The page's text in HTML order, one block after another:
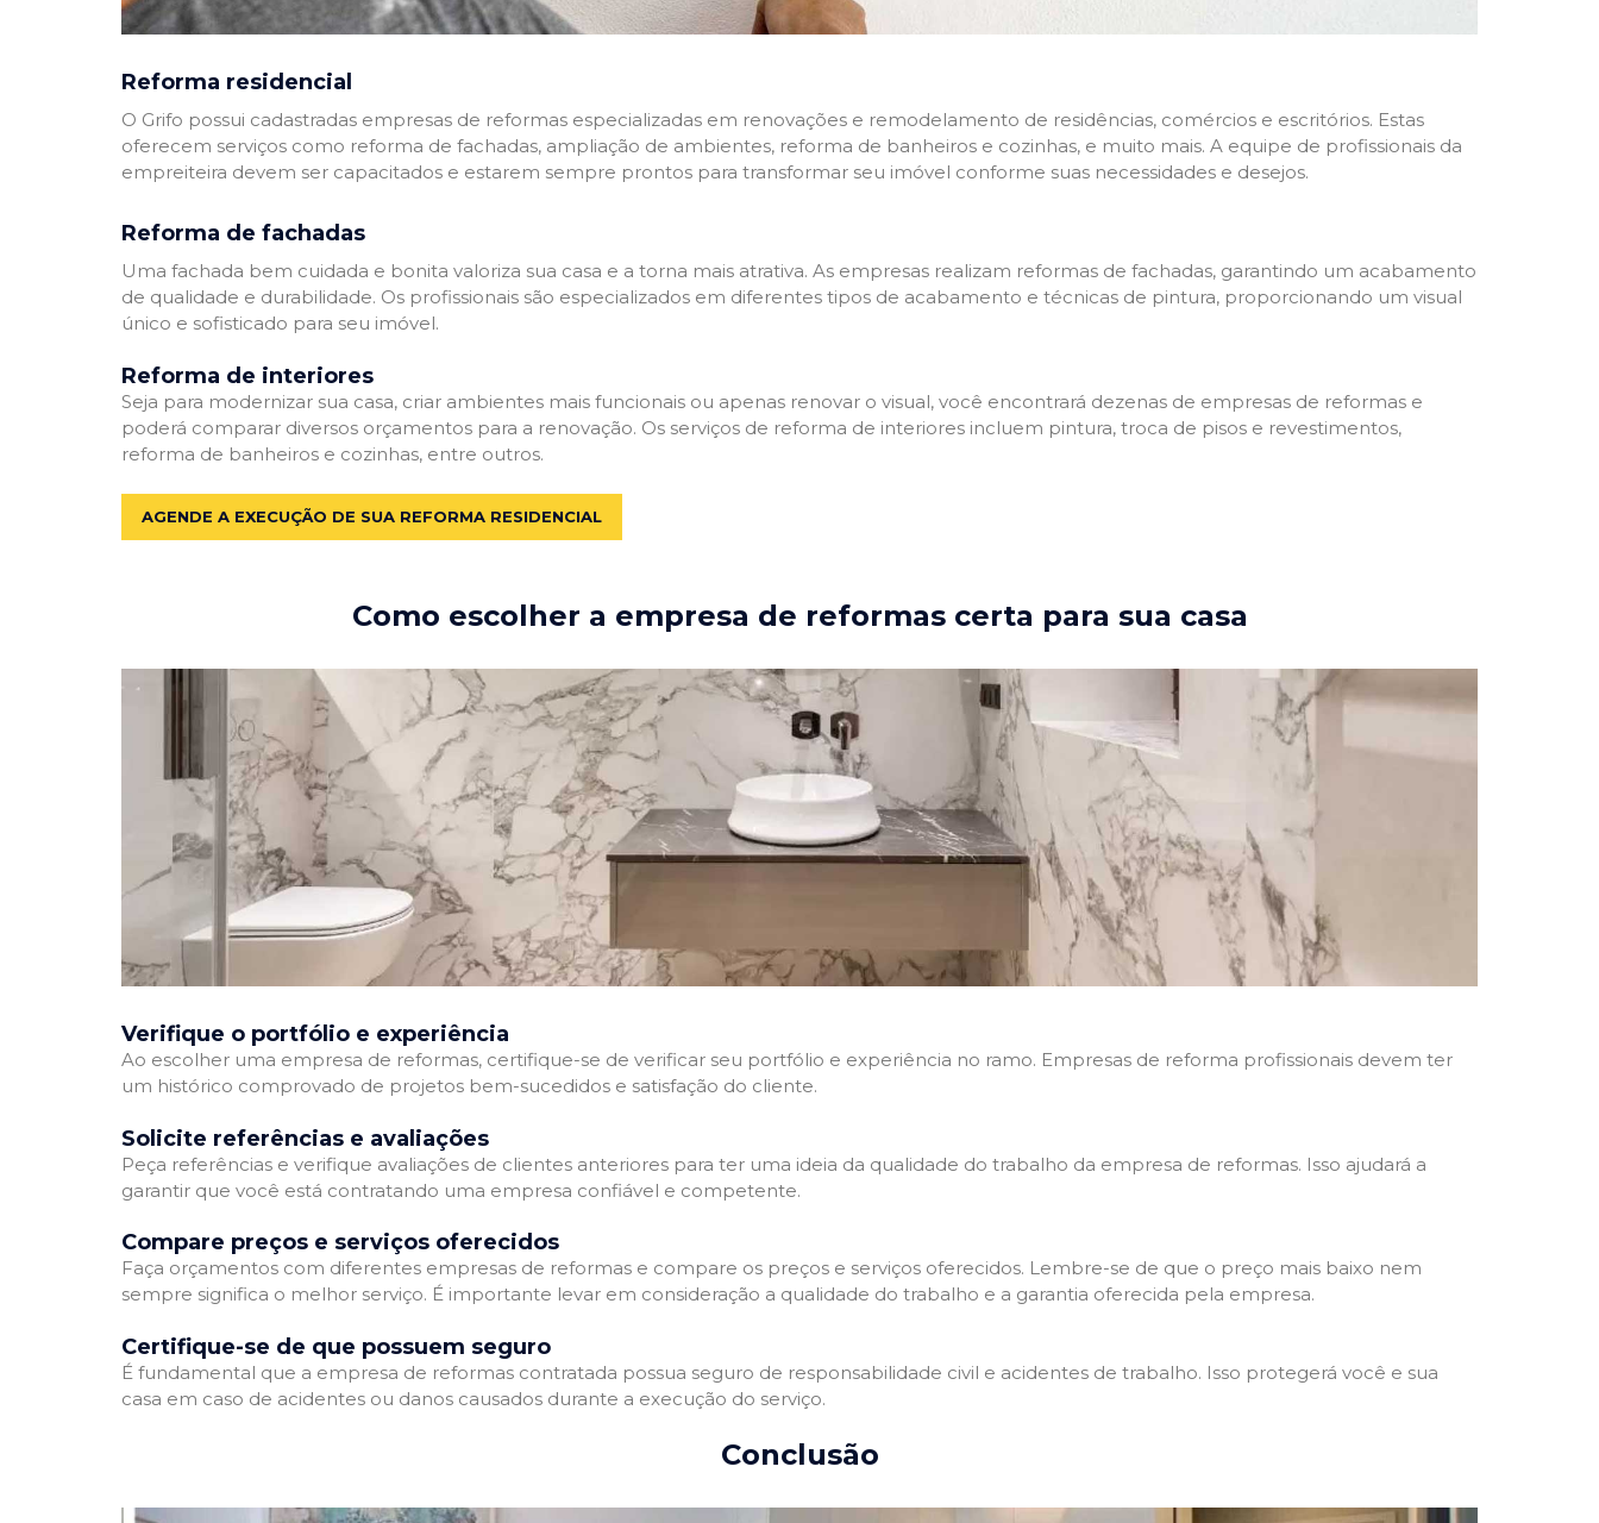
Reforma residencial
O Grifo possui cadastradas empresas de reformas especializadas em renovações e remodelamento de residências, comércios e escritórios. Estas
oferecem serviços como reforma de fachadas, ampliação de ambientes, reforma de banheiros e cozinhas, e muito mais. A equipe de profissionais da
empreiteira devem ser capacitados e estarem sempre prontos para transformar seu imóvel conforme suas necessidades e desejos.
Reforma de fachadas
Uma fachada bem cuidada e bonita valoriza sua casa e a torna mais atrativa. As empresas realizam reformas de fachadas, garantindo um acabamento
de qualidade e durabilidade. Os profissionais são especializados em diferentes tipos de acabamento e técnicas de pintura, proporcionando um visual
único e sofisticado para seu imóvel.
Reforma de interiores
Seja para modernizar sua casa, criar ambientes mais funcionais ou apenas renovar o visual, você encontrará dezenas de empresas de reformas e
poderá comparar diversos orçamentos para a renovação. Os serviços de reforma de interiores incluem pintura, troca de pisos e revestimentos,
reforma de banheiros e cozinhas, entre outros.
AGENDE A EXECUÇÃO DE SUA REFORMA RESIDENCIAL
Como escolher a empresa de reformas certa para sua casa
Verifique o portfólio e experiência
Ao escolher uma empresa de reformas, certifique-se de verificar seu portfólio e experiência no ramo. Empresas de reforma profissionais devem ter
um histórico comprovado de projetos bem-sucedidos e satisfação do cliente.
Solicite referências e avaliações
Peça referências e verifique avaliações de clientes anteriores para ter uma ideia da qualidade do trabalho da empresa de reformas. Isso ajudará a
garantir que você está contratando uma empresa confiável e competente.
Compare preços e serviços oferecidos
Faça orçamentos com diferentes empresas de reformas e compare os preços e serviços oferecidos. Lembre-se de que o preço mais baixo nem
sempre significa o melhor serviço. É importante levar em consideração a qualidade do trabalho e a garantia oferecida pela empresa.
Certifique-se de que possuem seguro
É fundamental que a empresa de reformas contratada possua seguro de responsabilidade civil e acidentes de trabalho. Isso protegerá você e sua
casa em caso de acidentes ou danos causados durante a execução do serviço.
Conclusão